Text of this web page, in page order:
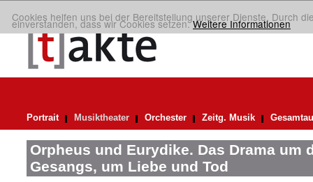
Cookies helfen uns bei der Bereitstellung unserer Dienste. Durch
einverstanden, dass wir Cookies setzen.Weitere Informationen
Portrait Musiktheater Orchester Zeitg. Musik
Orpheus und Eurydike. Das Drama um
Gesangs, um Liebe und Tod